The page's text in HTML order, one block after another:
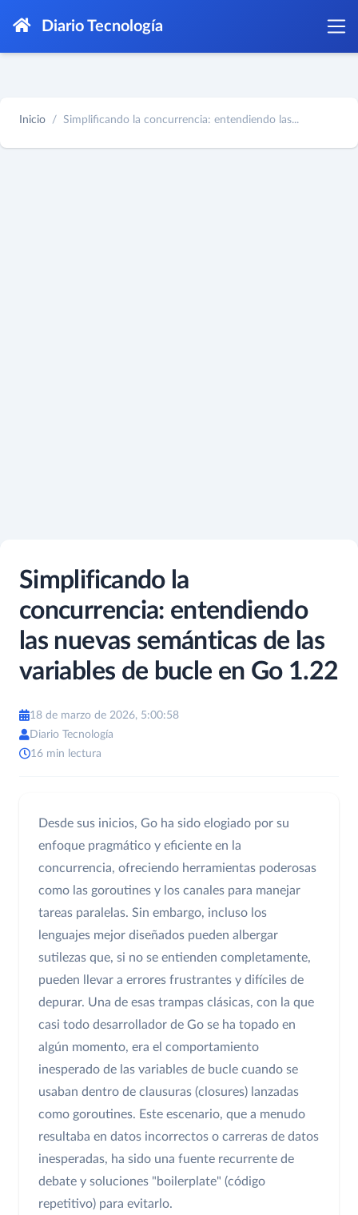
Diario Tecnología
Inicio Simplificando la concurrencia: entendiendo las...
Simplificando la
concurrencia: entendiendo
las nuevas semánticas de las
variables de bucle en Go 1.22
18 de marzo de 2026, 5:00:58
Diario Tecnología
16 min lectura
Desde sus inicios, Go ha sido elogiado por su
enfoque pragmático y eficiente en la
concurrencia, ofreciendo herramientas poderosas
como las goroutines y los canales para manejar
tareas paralelas. Sin embargo, incluso los
lenguajes mejor diseñados pueden albergar
sutilezas que, si no se entienden completamente,
pueden llevar a errores frustrantes y difíciles de
depurar. Una de esas trampas clásicas, con la que
casi todo desarrollador de Go se ha topado en
algún momento, era el comportamiento
inesperado de las variables de bucle cuando se
usaban dentro de clausuras (closures) lanzadas
como goroutines. Este escenario, que a menudo
resultaba en datos incorrectos o carreras de datos
inesperadas, ha sido una fuente recurrente de
debate y soluciones "boilerplate" (código
repetitivo) para evitarlo.